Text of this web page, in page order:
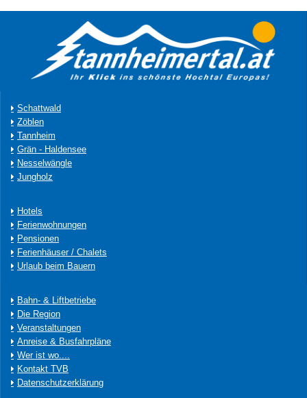
Schattwald
Zöblen
Tannheim
Grän - Haldensee
Nesselwängle
Jungholz
Hotels
Ferienwohnungen
Pensionen
Ferienhäuser / Chalets
Urlaub beim Bauern
Bahn- & Liftbetriebe
Die Region
Veranstaltungen
Anreise & Busfahrpläne
Wer ist wo....
Kontakt TVB
Datenschutzerklärung